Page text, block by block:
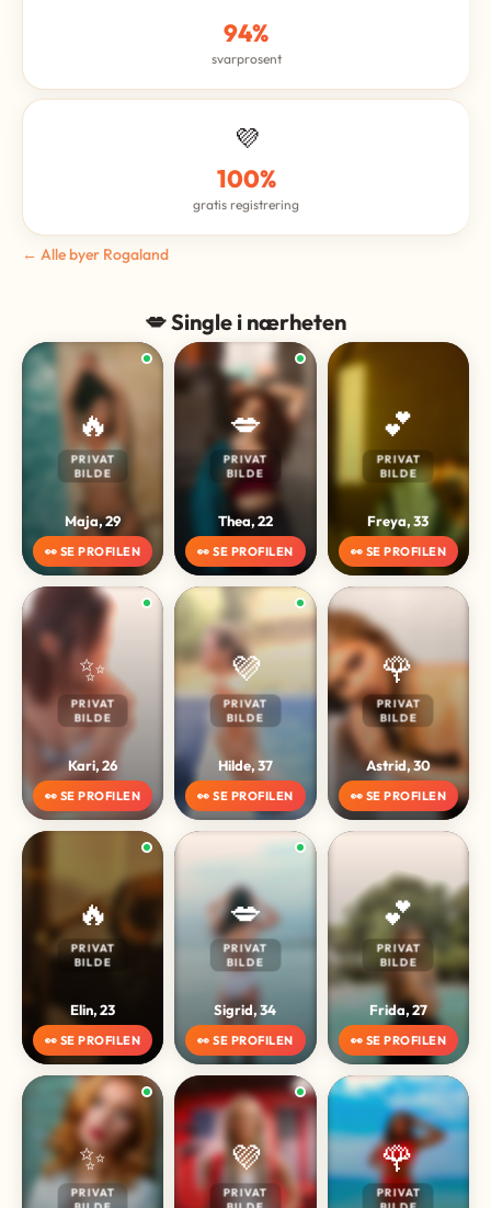
94%
svarprosent
💜
100%
gratis registrering
← Alle byer Rogaland
💋 Single i nærheten
🔥
PRIVAT
BILDE
Maja, 29
👀 SE PROFILEN
💋
PRIVAT
BILDE
Thea, 22
👀 SE PROFILEN
💕
PRIVAT
BILDE
Freya, 33
👀 SE PROFILEN
✨
PRIVAT
BILDE
Kari, 26
👀 SE PROFILEN
💜
PRIVAT
BILDE
Hilde, 37
👀 SE PROFILEN
🌹
PRIVAT
BILDE
Astrid, 30
👀 SE PROFILEN
🔥
PRIVAT
BILDE
Elin, 23
👀 SE PROFILEN
💋
PRIVAT
BILDE
Sigrid, 34
👀 SE PROFILEN
💕
PRIVAT
BILDE
Frida, 27
👀 SE PROFILEN
✨
PRIVAT
💜
PRIVAT
🌹
PRIVAT